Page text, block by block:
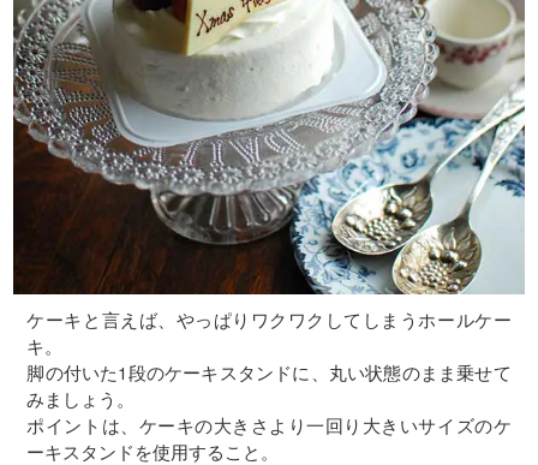
ケーキと言えば、やっぱりワクワクしてしまうホールケー
キ。
脚の付いた1段のケーキスタンドに、丸い状態のまま乗せて
みましょう。
ポイントは、ケーキの大きさより一回り大きいサイズのケ
ーキスタンドを使用すること。